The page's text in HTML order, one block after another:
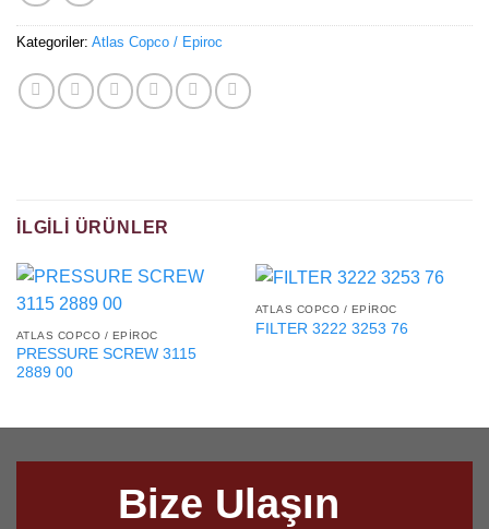
Kategoriler: Atlas Copco / Epiroc
İLGILI ÜRÜNLER
ATLAS COPCO / EPIROC
PRESSURE SCREW 3115
2889 00
ATLAS COPCO / EPIROC
FILTER 3222 3253 76
Bize Ulaşın